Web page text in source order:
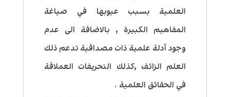
العلمية بسبب عيوبها في صياغة
المفاهيم الكبيرة , بالاضافة الى عدم
وجود أدلة علمية ذات مصداقية تدعم ذلك
العلم الزائف ,كذلك التحريفات العملاقة
في الحقائق العلمية .